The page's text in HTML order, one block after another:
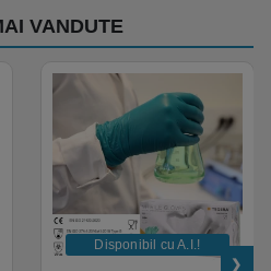
VANDUTE
Disponibil cu A.I.​!